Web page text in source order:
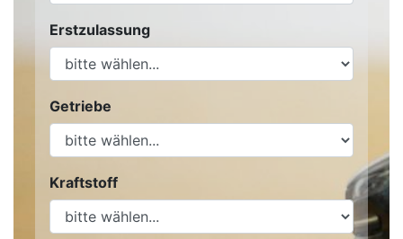
Erstzulassung
Getriebe
Kraftstoff